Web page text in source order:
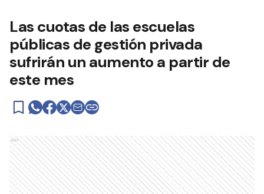
Las cuotas de las escuelas
públicas de gestión privada
sufrirán un aumento a partir de
este mes
Ads